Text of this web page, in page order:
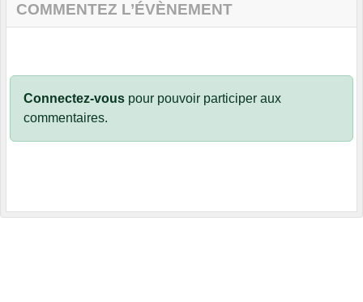
COMMENTEZ L’ÉVÈNEMENT
Connectez-vous pour pouvoir participer aux
commentaires.